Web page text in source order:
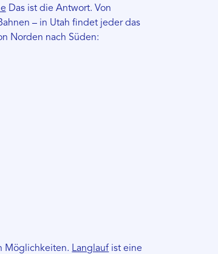
Das ist die Antwort. Von
– in Utah findet jeder das
Norden nach Süden:
Möglichkeiten. Langlauf ist eine